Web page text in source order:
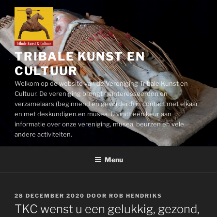
naar
de
inhoud
TRIBALE KUNST EN
CULTUUR
Welkom op de website van de Vereniging Tribale Kunst en
Cultuur. De vereniging brengt geïnteresseerden en
verzamelaars (beginnend en gevorderd) in contact met elkaar
en met deskundigen en musea. U vindt een keur aan
informatie over onze vereniging, musea, beurzen en vele
andere activiteiten.
Menu
GEPLAATST
OP
28 DECEMBER 2020 DOOR ROB HENDRIKS
TKC wenst u een gelukkig, gezond,